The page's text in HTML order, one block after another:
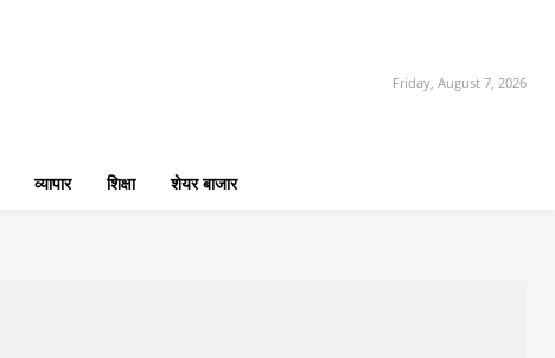
Friday, August 7, 2026
व्यापार शिक्षा शेयर बाजार